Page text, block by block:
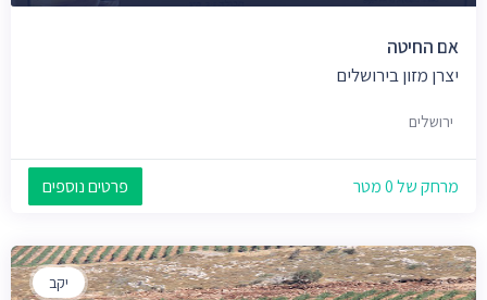
אם החיטה
יצרן מזון בירושלים
ירושלים
מרחק של 0 מטר פרטים נוספים
יקב